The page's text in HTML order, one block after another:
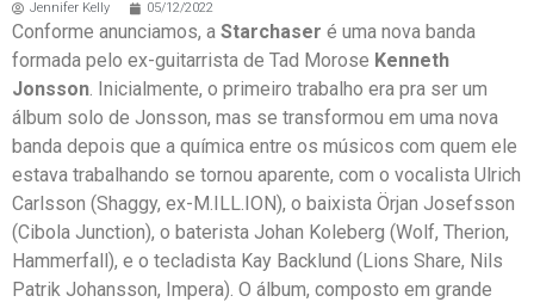
Jennifer Kelly 05/12/2022
Conforme anunciamos, a Starchaser é uma nova banda
formada pelo ex-guitarrista de Tad Morose Kenneth
Jonsson. Inicialmente, o primeiro trabalho era pra ser um
álbum solo de Jonsson, mas se transformou em uma nova
banda depois que a química entre os músicos com quem ele
estava trabalhando se tornou aparente, com o vocalista Ulrich
Carlsson (Shaggy, ex-M.ILL.ION), o baixista Örjan Josefsson
(Cibola Junction), o baterista Johan Koleberg (Wolf, Therion,
Hammerfall), e o tecladista Kay Backlund (Lions Share, Nils
Patrik Johansson, Impera). O álbum, composto em grande